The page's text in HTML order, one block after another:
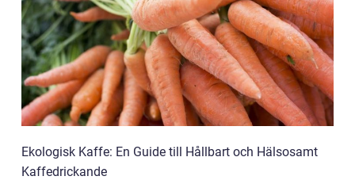
Ekologisk Kaffe: En Guide till Hållbart och Hälsosamt
Kaffedrickande